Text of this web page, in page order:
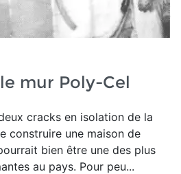
mur Poly-Cel
cracks en isolation de la
construire une maison de
bien être une des plus
au pays. Pour peu...